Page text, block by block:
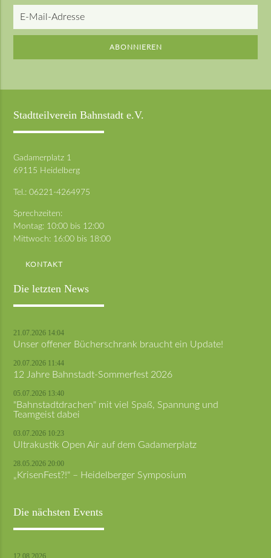
ABONNIEREN
Stadtteilverein Bahnstadt e.V.
Gadamerplatz 1
69115 Heidelberg
Tel.:06221-4264975
Sprechzeiten:
Montag: 10:00 bis 12:00
Mittwoch: 16:00 bis 18:00
KONTAKT
Die letzten News
21.07.2026 14:04
Unser offener Bücherschrank braucht ein Update!
20.07.2026 11:44
12 Jahre Bahnstadt-Sommerfest 2026
05.07.2026 13:40
"Bahnstadtdrachen" mit viel Spaß, Spannung und
Teamgeist dabei
03.07.2026 10:23
Ultrakustik Open Air auf dem Gadamerplatz
28.05.2026 20:00
„KrisenFest?!" – Heidelberger Symposium
Die nächsten Events
12.08.2026